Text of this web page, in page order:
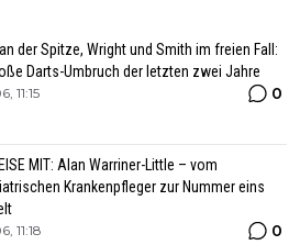
der Spitze, Wright und Smith im freien Fall:
Darts-Umbruch der letzten zwei Jahre
11:15 0
MIT: Alan Warriner-Little – vom
Krankenpfleger zur Nummer eins
11:18 0